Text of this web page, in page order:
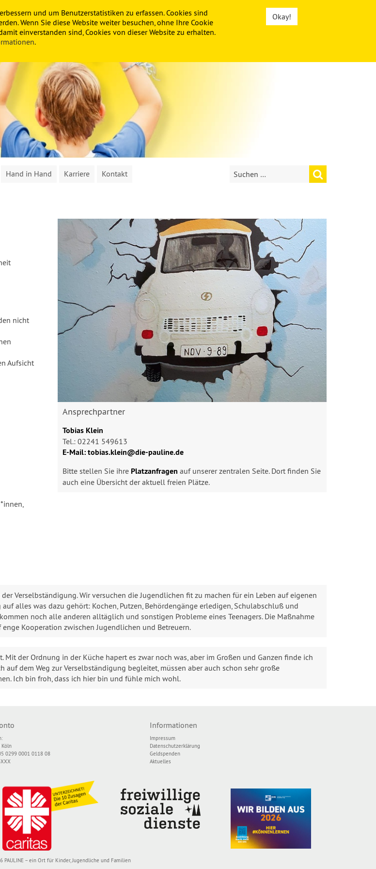
Hand in Hand Karriere Kontakt
nicht
Aufsicht
Ansprechpartner
Tobias Klein
Tel.: 02241 549613
E-Mail: tobias.klein@die-pauline.de
Bitte stellen Sie ihre Platzanfragen auf unserer zentralen Seite. Dort finden Sie
auch eine Übersicht der aktuell freien Plätze.
der Verselbständigung. Wir versuchen die Jugendlichen fit zu machen für ein Leben auf eigenen
alles was dazu gehört: Kochen, Putzen, Behördengänge erledigen, Schulabschluß und
noch alle anderen alltäglich und sonstigen Probleme eines Teenagers. Die Maßnahme
Kooperation zwischen Jugendlichen und Betreuern.
Mit der Ordnung in der Küche hapert es zwar noch was, aber im Großen und Ganzen finde ich
auf dem Weg zur Verselbständigung begleitet, müssen aber auch schon sehr große
Ich bin froh, dass ich hier bin und fühle mich wohl.
Köln
0299 0001 0118 08
Informationen
Impressum
Datenschutzerklärung
Geldspenden
Aktuelles
PAULINE – ein Ort für Kinder, Jugendliche und Familien
und um Benutzerstatistiken zu erfassen. Cookies sind
Wenn Sie diese Website weiter besuchen, ohne Ihre Cookie
einverstanden sind, Cookies von dieser Website zu erhalten.
.
Okay!